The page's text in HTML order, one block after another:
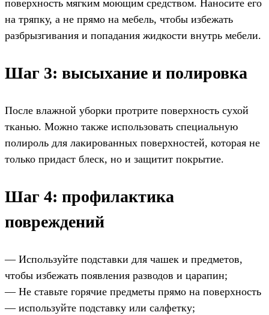
поверхность мягким моющим средством. Наносите его
на тряпку, а не прямо на мебель, чтобы избежать
разбрызгивания и попадания жидкости внутрь мебели.
Шаг 3: высыхание и полировка
После влажной уборки протрите поверхность сухой
тканью. Можно также использовать специальную
полироль для лакированных поверхностей, которая не
только придаст блеск, но и защитит покрытие.
Шаг 4: профилактика
повреждений
— Используйте подставки для чашек и предметов,
чтобы избежать появления разводов и царапин;
— Не ставьте горячие предметы прямо на поверхность
— используйте подставку или салфетку;